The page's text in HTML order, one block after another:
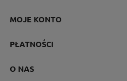
MOJE KONTO
PŁATNOŚCI
O NAS